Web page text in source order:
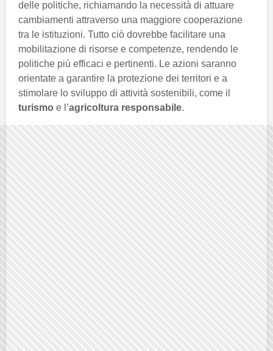
delle politiche, richiamando la necessità di attuare
cambiamenti attraverso una maggiore cooperazione
tra le istituzioni. Tutto ciò dovrebbe facilitare una
mobilitazione di risorse e competenze, rendendo le
politiche più efficaci e pertinenti. Le azioni saranno
orientate a garantire la protezione dei territori e a
stimolare lo sviluppo di attività sostenibili, come il
turismo e l’agricoltura responsabile.